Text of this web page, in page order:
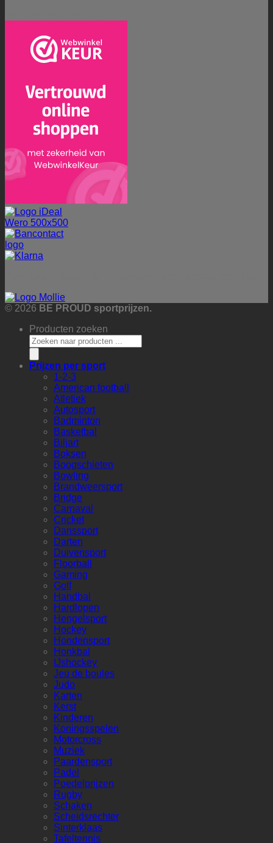
© 2026 BE PROUD sportprijzen.
Producten zoeken
Prijzen per sport
1-2-3
American football
Atletiek
Autosport
Badminton
Basketbal
Biljart
Boksen
Boogschieten
Bowling
Brandweersport
Bridge
Carnaval
Cricket
Danssport
Darten
Duivensport
Floorball
Gaming
Golf
Handbal
Hardlopen
Hengelsport
Hockey
Hondensport
Honkbal
IJshockey
Jeu de boules
Judo
Karten
Kerst
Kinderen
Koningsspelen
Motorcross
Muziek
Paardensport
Padel
Poedelprijzen
Rugby
Schaken
Scheidsrechter
Sinterklaas
Tafeltennis